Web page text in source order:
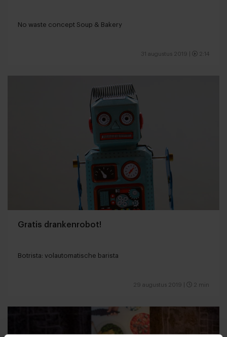
No waste concept Soup & Bakery
31 augustus 2019 2:14
Gratis drankenrobot!
Botrista: volautomatische barista
29 augustus 2019 2 min